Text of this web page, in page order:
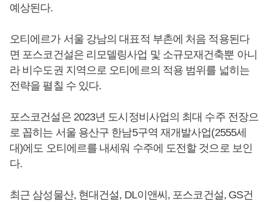
예상된다.
오티에르가 서울 강남의 대표적 부촌에 처음 적용된다
면 포스코건설은 리모델링사업 및 소규모재건축뿐 아니
라 비수도권 지역으로 오티에르의 적용 범위를 넓히는
전략을 펼칠 수 있다.
포스코건설은 2023년 도시정비사업의 최대 수주 전장으
로 꼽히는 서울 용산구 한남5구역 재개발사업(2555세
대)에도 오티에르를 내세워 수주에 도전할 것으로 보인
다.
최근 삼성물산, 현대건설, DL이앤씨, 포스코건설, GS건